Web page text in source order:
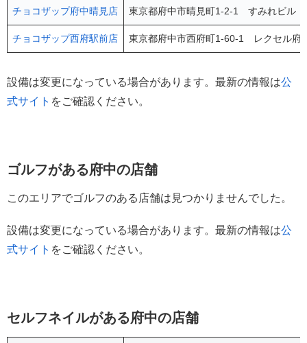
チョコザップ府中晴見店 東京都府中市晴見町1-2-1 すみれビル
チョコザップ西府駅前店 東京都府中市西府町1-60-1 レクセル
設備は変更になっている場合があります。最新の情報は公
式サイト をご確認ください。
ゴルフがある府中の店舗
このエリアでゴルフのある店舗は見つかりませんでした。
設備は変更になっている場合があります。最新の情報は公
式サイト をご確認ください。
セルフネイルがある府中の店舗